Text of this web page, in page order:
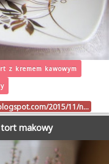
z kremem kawowym
2015/11/n…
tort makowy